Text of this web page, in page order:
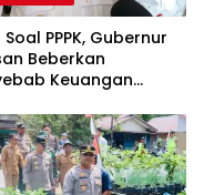
PPPK, Gubernur
Beberkan
Keuangan
Solusi ke Pusat